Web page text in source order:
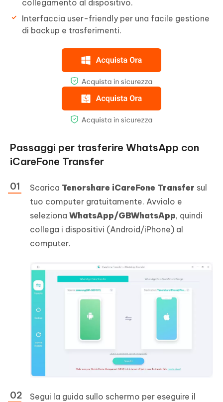
collegamento al dispositivo.
Interfaccia user-friendly per una facile gestione
di backup e trasferimenti.
Passaggi per trasferire WhatsApp con
iCareFone Transfer
Scarica Tenorshare iCareFone Transfer sul
tuo computer gratuitamente. Avvialo e
seleziona WhatsApp/GBWhatsApp, quindi
collega i dispositivi (Android/iPhone) al
computer.
Segui la guida sullo schermo per eseguire il